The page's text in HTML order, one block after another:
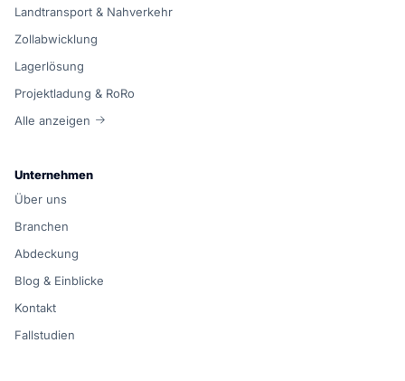
Landtransport & Nahverkehr
Zollabwicklung
Lagerlösung
Projektladung & RoRo
Alle anzeigen
Unternehmen
Über uns
Branchen
Abdeckung
Blog & Einblicke
Kontakt
Fallstudien